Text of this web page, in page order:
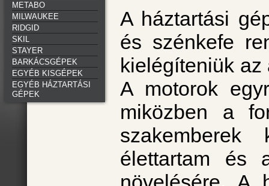
METABO
MILWAUKEE
RIDGID
SKIL
STAYER
BARKÁCSGÉPEK
EGYÉB KISGÉPEK
EGYÉB HÁZTARTÁSI
GÉPEK
A háztartási
és szénkefe
kielégíteniük az
A motorok
miközben a
élettartam és